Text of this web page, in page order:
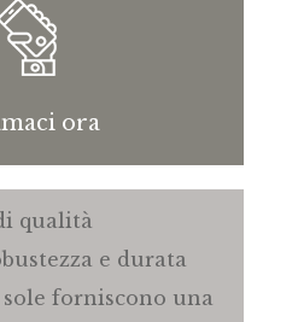
ora
qualità
e durata
forniscono una